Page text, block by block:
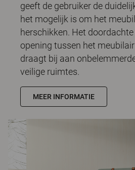
geeft de gebruiker de
het mogelijk is om het
herschikken. Het
opening tussen het
draagt bij aan
veilige ruimtes.
MEER INFORMATIE